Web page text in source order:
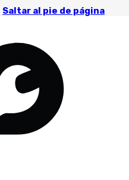
Saltar al pie de página